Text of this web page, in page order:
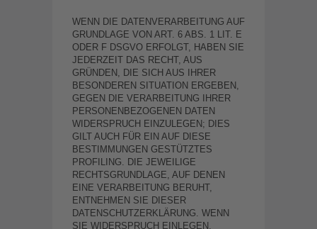
WENN DIE DATENVERARBEITUNG AUF
GRUNDLAGE VON ART. 6 ABS. 1 LIT. E
ODER F DSGVO ERFOLGT, HABEN SIE
JEDERZEIT DAS RECHT, AUS
GRÜNDEN, DIE SICH AUS IHRER
BESONDEREN SITUATION ERGEBEN,
GEGEN DIE VERARBEITUNG IHRER
PERSONENBEZOGENEN DATEN
WIDERSPRUCH EINZULEGEN; DIES
GILT AUCH FÜR EIN AUF DIESE
BESTIMMUNGEN GESTÜTZTES
PROFILING. DIE JEWEILIGE
RECHTSGRUNDLAGE, AUF DENEN
EINE VERARBEITUNG BERUHT,
ENTNEHMEN SIE DIESER
DATENSCHUTZERKLÄRUNG. WENN
SIE WIDERSPRUCH EINLEGEN,